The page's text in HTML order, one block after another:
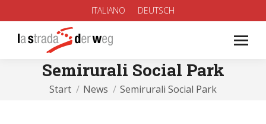
ITALIANO DEUTSCH
Semirurali Social Park
Sie befinden sich hier:
Start News Semirurali Social Park